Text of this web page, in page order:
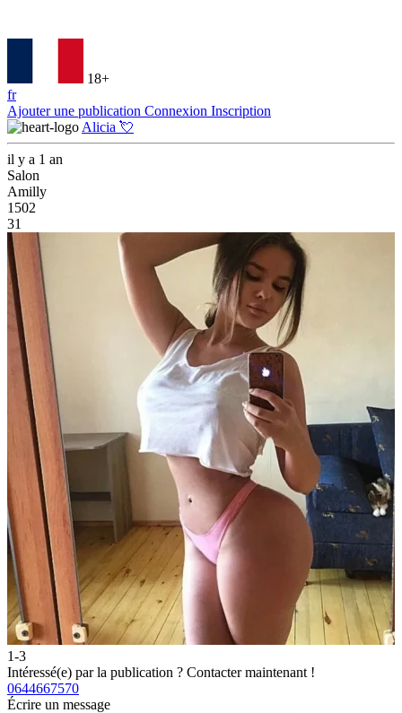
18+
fr
Ajouter une publication Connexion Inscription
Alicia 💘
il y a 1 an
Salon
Amilly
1502
31
1-3
Intéressé(e) par la publication ? Contacter maintenant !
0644667570
Écrire un message